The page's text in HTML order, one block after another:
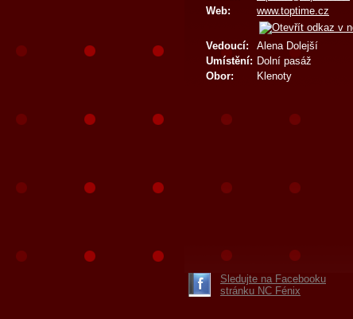
Web:
www.toptime.cz
Vedoucí:
Alena Dolejší
Umístění: Dolní pasáž
Obor:
Klenoty
Sledujte na Facebooku
stránku NC Fénix